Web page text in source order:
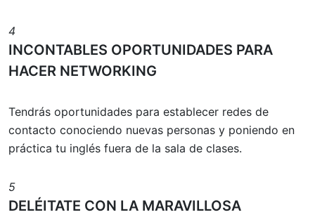
4
INCONTABLES OPORTUNIDADES PARA
HACER NETWORKING
Tendrás oportunidades para establecer redes de
contacto conociendo nuevas personas y poniendo en
práctica tu inglés fuera de la sala de clases.
5
DELÉITATE CON LA MARAVILLOSA